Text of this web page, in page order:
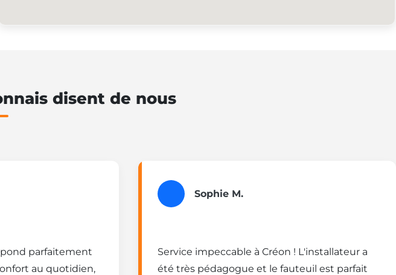
disent de nous
parfaitement
au quotidien,
Sophie M.
Service impeccable à Créon ! L'installateur a
été très pédagogue et le fauteuil est parfait